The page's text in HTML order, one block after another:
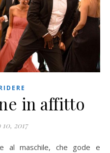
in affitto
2017